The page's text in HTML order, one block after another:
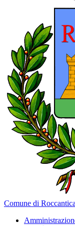
Comune di Roccantica